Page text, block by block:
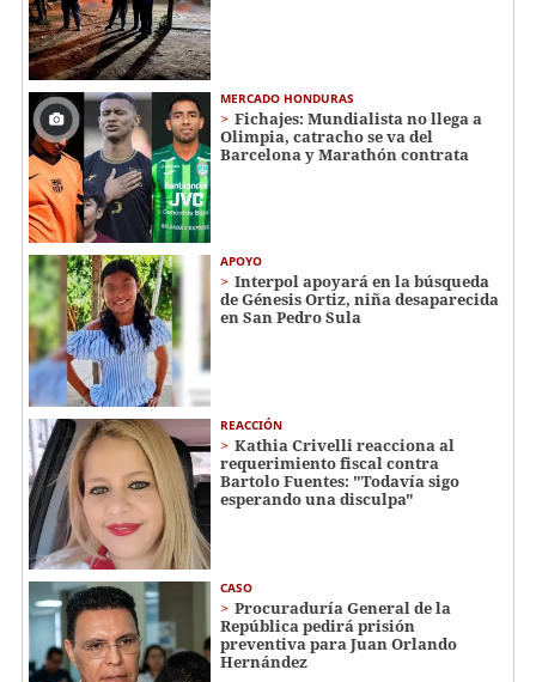
MERCADO HONDURAS
Fichajes: Mundialista no llega a
Olimpia, catracho se va del
Barcelona y Marathón contrata
APOYO
Interpol apoyará en la búsqueda
de Génesis Ortiz, niña desaparecida
en San Pedro Sula
REACCIÓN
Kathia Crivelli reacciona al
requerimiento fiscal contra
Bartolo Fuentes: "Todavía sigo
esperando una disculpa"
CASO
Procuraduría General de la
República pedirá prisión
preventiva para Juan Orlando
Hernández